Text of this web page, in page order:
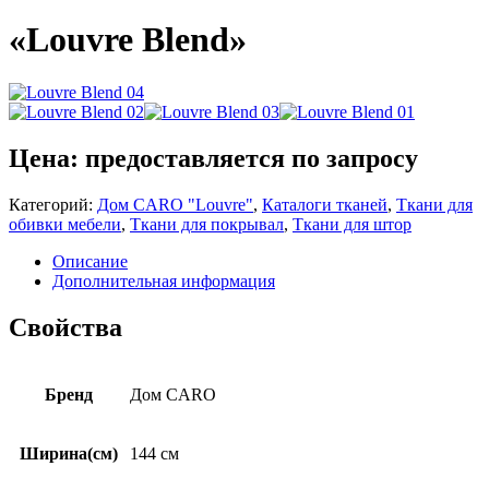
«Louvre Blend»
Цена: предоставляется по запросу
Категорий: Дом CARO "Louvre", Каталоги тканей, Ткани для
обивки мебели, Ткани для покрывал, Ткани для штор
Описание
Дополнительная информация
Свойства
Бренд Дом CARO
Ширина(см) 144 см